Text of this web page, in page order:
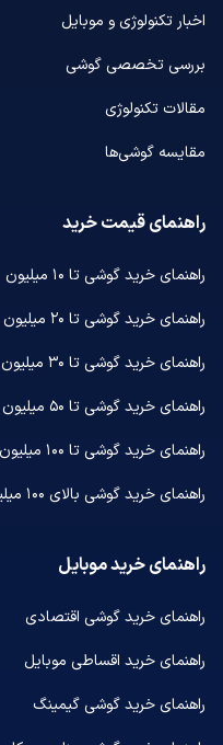
اخبار تکنولوژی و موبایل
بررسی تخصصی گوشی
مقالات تکنولوژی
مقایسه گوشی‌ها
راهنمای قیمت خرید
راهنمای خرید گوشی تا ۱۰ میلیون
راهنمای خرید گوشی تا ۲۰ میلیون
راهنمای خرید گوشی تا ۳۰ میلیون
راهنمای خرید گوشی تا ۵۰ میلیون
راهنمای خرید گوشی تا ۱۰۰ میلیون
راهنمای خرید گوشی بالای ۱۰۰ میلیون
راهنمای خرید موبایل
راهنمای خرید گوشی اقتصادی
راهنمای خرید اقساطی موبایل
راهنمای خرید گوشی گیمینگ